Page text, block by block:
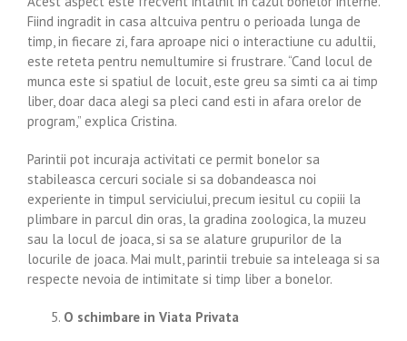
Fiind ingradit in casa altcuiva pentru o perioada lunga de
timp, in fiecare zi, fara aproape nici o interactiune cu adultii,
este reteta pentru nemultumire si frustrare. “Cand locul de
munca este si spatiul de locuit, este greu sa simti ca ai timp
liber, doar daca alegi sa pleci cand esti in afara orelor de
program,” explica Cristina.
Parintii pot incuraja activitati ce permit bonelor sa
stabileasca cercuri sociale si sa dobandeasca noi
experiente in timpul serviciului, precum iesitul cu copiii la
plimbare in parcul din oras, la gradina zoologica, la muzeu
sau la locul de joaca, si sa se alature grupurilor de la
locurile de joaca. Mai mult, parintii trebuie sa inteleaga si sa
respecte nevoia de intimitate si timp liber a bonelor.
O schimbare in Viata Privata